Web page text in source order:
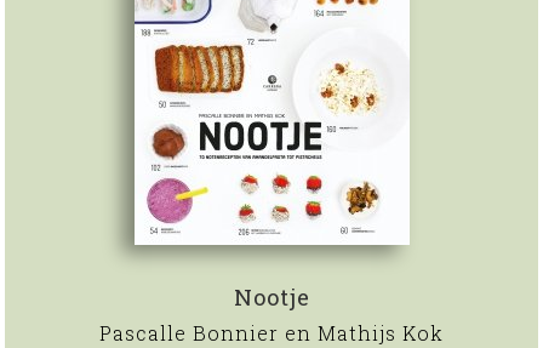
Nootje
Pascalle Bonnier en Mathijs Kok